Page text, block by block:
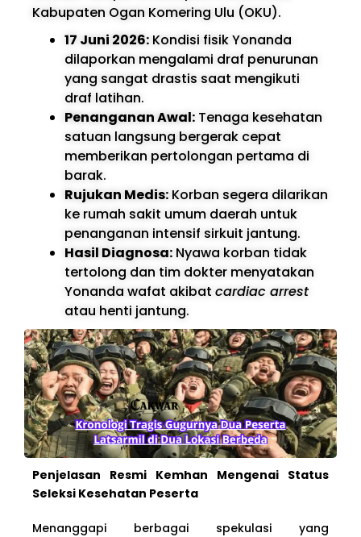
Kabupaten Ogan Komering Ulu (OKU).
17 Juni 2026: Kondisi fisik Yonanda
dilaporkan mengalami draf penurunan
yang sangat drastis saat mengikuti
draf latihan.
Penanganan Awal: Tenaga kesehatan
satuan langsung bergerak cepat
memberikan pertolongan pertama di
barak.
Rujukan Medis: Korban segera dilarikan
ke rumah sakit umum daerah untuk
penanganan intensif sirkuit jantung.
Hasil Diagnosa: Nyawa korban tidak
tertolong dan tim dokter menyatakan
Yonanda wafat akibat cardiac arrest
atau henti jantung.
Penjelasan Resmi Kemhan Mengenai Status
Seleksi Kesehatan Peserta
Menanggapi berbagai spekulasi yang